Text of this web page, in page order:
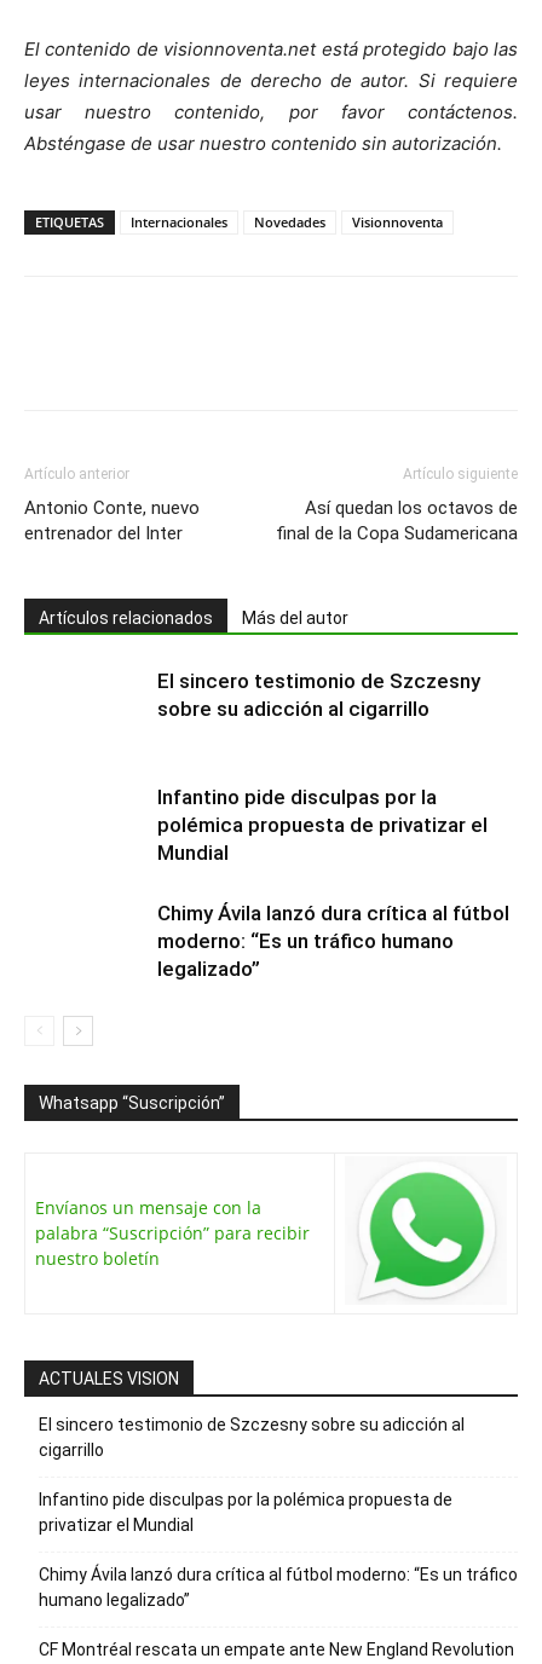
El contenido de visionnoventa.net está protegido bajo las
leyes internacionales de derecho de autor. Si requiere
usar nuestro contenido, por favor contáctenos.
Absténgase de usar nuestro contenido sin autorización.
ETIQUETAS Internacionales Novedades Visionnoventa
Artículo anterior
Antonio Conte, nuevo
entrenador del Inter
Artículo siguiente
Así quedan los octavos de
final de la Copa Sudamericana
Artículos relacionados Más del autor
El sincero testimonio de Szczesny
sobre su adicción al cigarrillo
Infantino pide disculpas por la
polémica propuesta de privatizar el
Mundial
Chimy Ávila lanzó dura crítica al fútbol
moderno: “Es un tráfico humano
legalizado”
Whatsapp “Suscripción”
Envíanos un mensaje con la
palabra “Suscripción” para recibir
nuestro boletín
ACTUALES VISION
El sincero testimonio de Szczesny sobre su adicción al
cigarrillo
Infantino pide disculpas por la polémica propuesta de
privatizar el Mundial
Chimy Ávila lanzó dura crítica al fútbol moderno: “Es un tráfico
humano legalizado”
CF Montréal rescata un empate ante New England Revolution